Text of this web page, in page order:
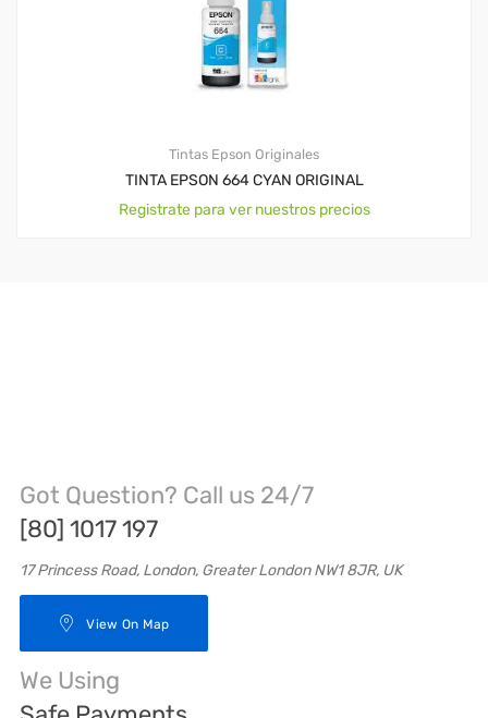
Tintas Epson Originales
TINTA EPSON 664 CYAN ORIGINAL
Registrate para ver nuestros precios
Got Question? Call us 24/7
[80] 1017 197
17 Princess Road, London, Greater London NW1 8JR, UK
View On Map
We Using